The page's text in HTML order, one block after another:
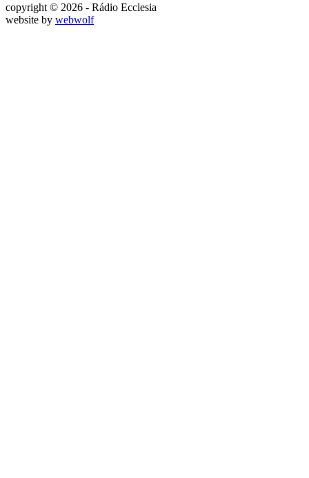
copyright © 2026 - Rádio Ecclesia
website by webwolf